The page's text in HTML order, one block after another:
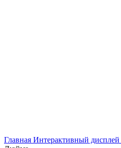
Главная Интерактивный дисплей